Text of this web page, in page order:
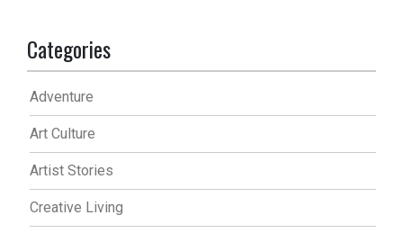
Categories
Adventure
Art Culture
Artist Stories
Creative Living